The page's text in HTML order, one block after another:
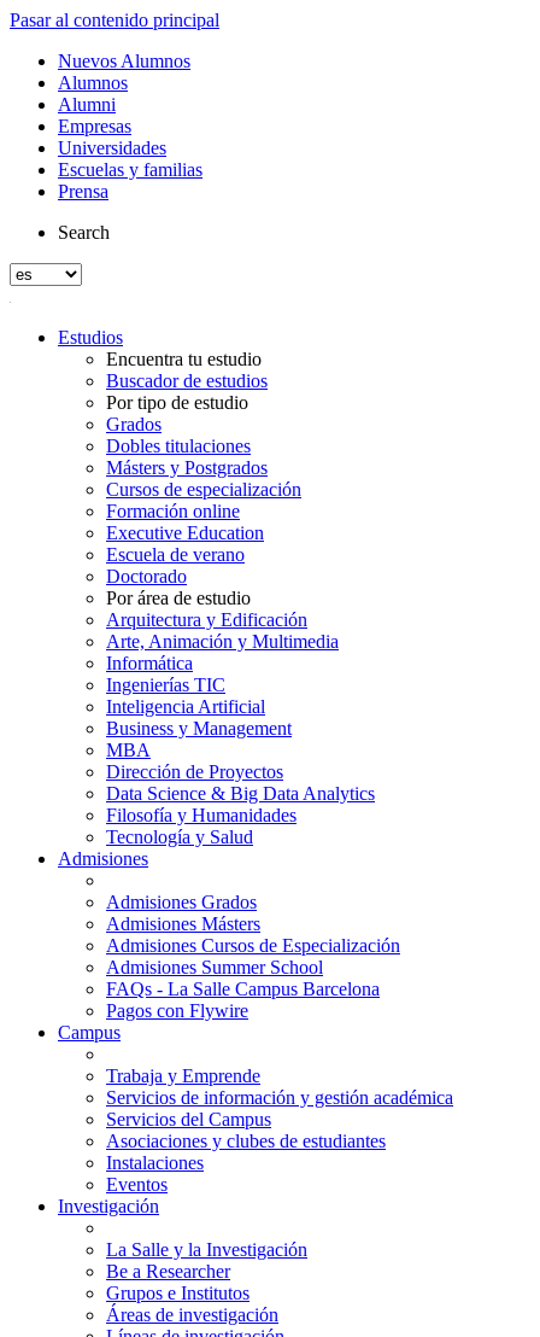
Pasar al contenido principal
Nuevos Alumnos
Alumnos
Alumni
Empresas
Universidades
Escuelas y familias
Prensa
Search
Estudios
Encuentra tu estudio
Buscador de estudios
Por tipo de estudio
Grados
Dobles titulaciones
Másters y Postgrados
Cursos de especialización
Formación online
Executive Education
Escuela de verano
Doctorado
Por área de estudio
Arquitectura y Edificación
Arte, Animación y Multimedia
Informática
Ingenierías TIC
Inteligencia Artificial
Business y Management
MBA
Dirección de Proyectos
Data Science & Big Data Analytics
Filosofía y Humanidades
Tecnología y Salud
Admisiones
Admisiones Grados
Admisiones Másters
Admisiones Cursos de Especialización
Admisiones Summer School
FAQs - La Salle Campus Barcelona
Pagos con Flywire
Campus
Trabaja y Emprende
Servicios de información y gestión académica
Servicios del Campus
Asociaciones y clubes de estudiantes
Instalaciones
Eventos
Investigación
La Salle y la Investigación
Be a Researcher
Grupos e Institutos
Áreas de investigación